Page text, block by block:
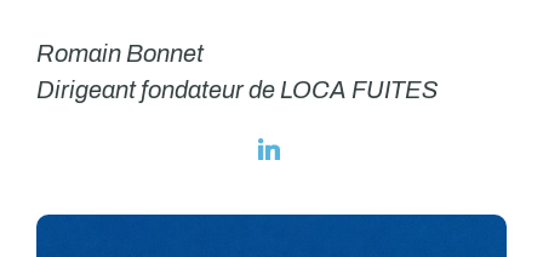
Romain Bonnet
Dirigeant fondateur de LOCA FUITES